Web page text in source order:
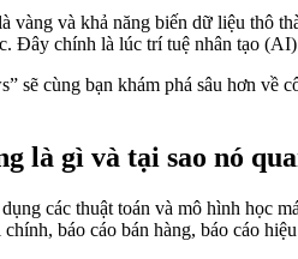
vàng và khả năng biến dữ liệu thô
Đây chính là lúc trí tuệ nhân tạo
sẽ cùng bạn khám phá sâu hơn
là gì và tại sao nó
các thuật toán và mô hình học
báo cáo bán hàng, báo cáo